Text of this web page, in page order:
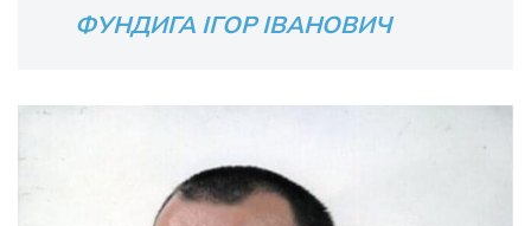
ФУНДИГА ІГОР ІВАНОВИЧ